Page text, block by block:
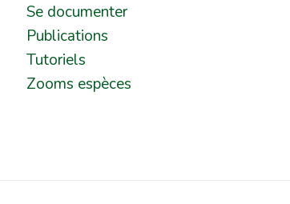
Se documenter
Publications
Tutoriels
Zooms espèces